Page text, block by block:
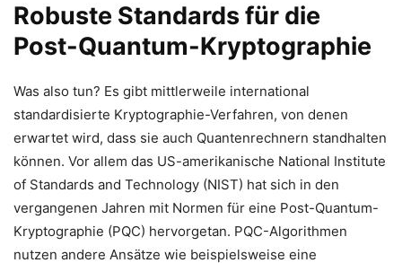
Robuste Standards für die
Post-Quantum-Kryptographie
Was also tun? Es gibt mittlerweile international
standardisierte Kryptographie-Verfahren, von denen
erwartet wird, dass sie auch Quantenrechnern standhalten
können. Vor allem das US-amerikanische National Institute
of Standards and Technology (NIST) hat sich in den
vergangenen Jahren mit Normen für eine Post-Quantum-
Kryptographie (PQC) hervorgetan. PQC-Algorithmen
nutzen andere Ansätze wie beispielsweise eine